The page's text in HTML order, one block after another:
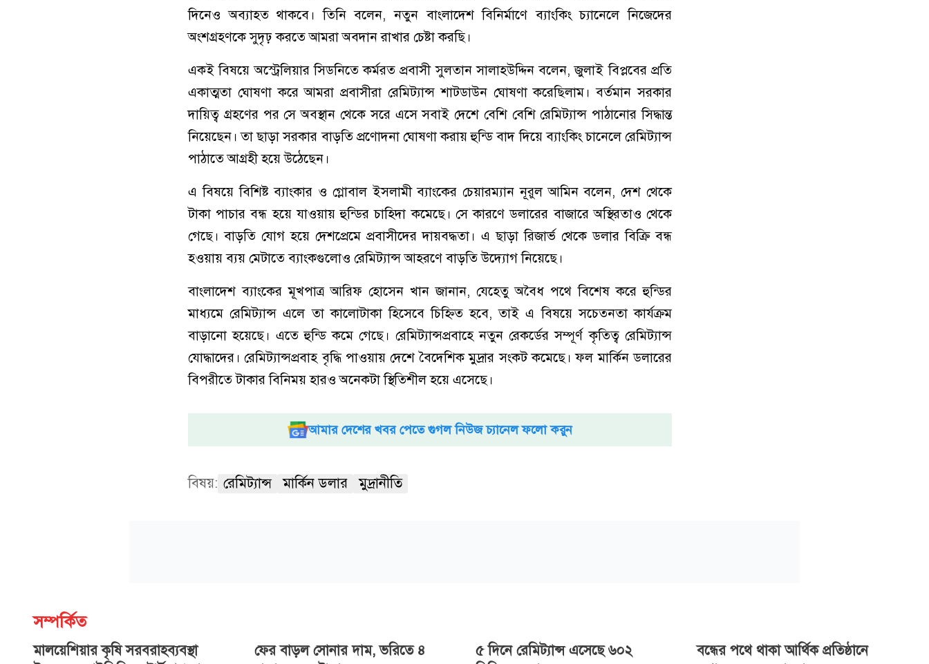
দিনেও অব্যাহত থাকবে। তিনি বলেন, নতুন বাংলাদেশ বিনির্মাণে ব্যাংকিং চ্যানেলে নিজেদের
অংশগ্রহণকে সুদৃঢ় করতে আমরা অবদান রাখার চেষ্টা করছি।
একই বিষয়ে অস্ট্রেলিয়ার সিডনিতে কর্মরত প্রবাসী সুলতান সালাহউদ্দিন বলেন, জুলাই বিপ্লবের প্রতি
একাত্মতা ঘোষণা করে আমরা প্রবাসীরা রেমিট্যান্স শাটডাউন ঘোষণা করেছিলাম। বর্তমান সরকার
দায়িত্ব গ্রহণের পর সে অবস্থান থেকে সরে এসে সবাই দেশে বেশি বেশি রেমিট্যান্স পাঠানোর সিদ্ধান্ত
নিয়েছেন। তা ছাড়া সরকার বাড়তি প্রণোদনা ঘোষণা করায় হুন্ডি বাদ দিয়ে ব্যাংকিং চানেলে রেমিট্যান্স
পাঠাতে আগ্রহী হয়ে উঠেছেন।
এ বিষয়ে বিশিষ্ট ব্যাংকার ও গ্লোবাল ইসলামী ব্যাংকের চেয়ারম্যান নূরুল আমিন বলেন, দেশ থেকে
টাকা পাচার বন্ধ হয়ে যাওয়ায় হুন্ডির চাহিদা কমেছে। সে কারণে ডলারের বাজারে অস্থিরতাও থেকে
গেছে। বাড়তি যোগ হয়ে দেশপ্রেমে প্রবাসীদের দায়বদ্ধতা। এ ছাড়া রিজার্ভ থেকে ডলার বিক্রি বন্ধ
হওয়ায় ব্যয় মেটাতে ব্যাংকগুলোও রেমিট্যান্স আহরণে বাড়তি উদ্যোগ নিয়েছে।
বাংলাদেশ ব্যাংকের মূখপাত্র আরিফ হোসেন খান জানান, যেহেতু অবৈধ পথে বিশেষ করে হুন্ডির
মাধ্যমে রেমিট্যান্স এলে তা কালোটাকা হিসেবে চিহ্নিত হবে, তাই এ বিষয়ে সচেতনতা কার্যক্রম
বাড়ানো হয়েছে। এতে হুন্ডি কমে গেছে। রেমিট্যান্সপ্রবাহে নতুন রেকর্ডের সম্পূর্ণ কৃতিত্ব রেমিট্যান্স
যোদ্ধাদের। রেমিট্যান্সপ্রবাহ বৃদ্ধি পাওয়ায় দেশে বৈদেশিক মুদ্রার সংকট কমেছে। ফল মার্কিন ডলারের
বিপরীতে টাকার বিনিময় হারও অনেকটা স্থিতিশীল হয়ে এসেছে।
আমার দেশের খবর পেতে গুগল নিউজ চ্যানেল ফলো করুন
বিষয়: রেমিট্যান্স মার্কিন ডলার মুদ্রানীতি
সম্পর্কিত
মালয়েশিয়ার কৃষি সরবরাহব্যবস্থা
ফের বাড়ল সোনার দাম, ভরিতে ৪
৫ দিনে রেমিট্যান্স এসেছে ৬০২
বন্ধের পথে থাকা আর্থিক প্রতিষ্ঠানে